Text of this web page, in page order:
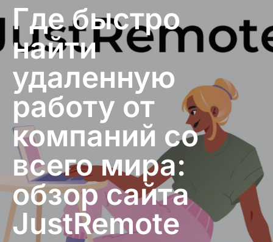
Где быстро
найти
удаленную
работу от
компаний со
всего мира:
обзор сайта
JustRemote